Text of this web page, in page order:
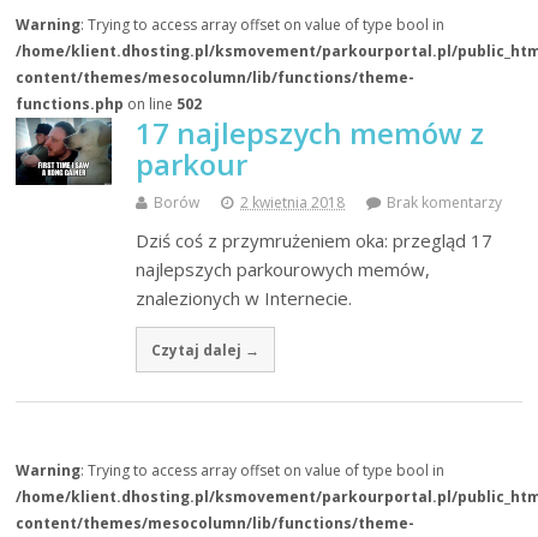
Warning: Trying to access array offset on value of type bool in
/home/klient.dhosting.pl/ksmovement/parkourportal.pl/
content/themes/mesocolumn/lib/functions/theme-
functions.php on line 502
17 najlepszych memów z
parkour
Borów 2 kwietnia 2018 Brak komentarzy
Dziś coś z przymrużeniem oka: przegląd 17
najlepszych parkourowych memów,
znalezionych w Internecie.
Czytaj dalej →
Warning: Trying to access array offset on value of type bool in
/home/klient.dhosting.pl/ksmovement/parkourportal.pl/
content/themes/mesocolumn/lib/functions/theme-